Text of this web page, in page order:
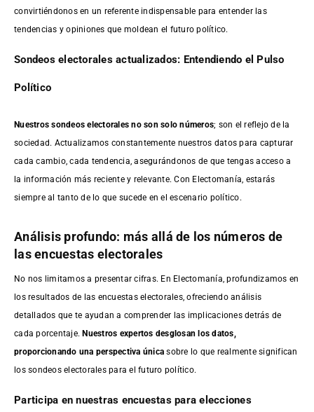
convirtiéndonos en un referente indispensable para entender las
tendencias y opiniones que moldean el futuro político.
Sondeos electorales actualizados: Entendiendo el Pulso
Político
Nuestros sondeos electorales no son solo números; son el reflejo de la
sociedad. Actualizamos constantemente nuestros datos para capturar
cada cambio, cada tendencia, asegurándonos de que tengas acceso a
la información más reciente y relevante. Con Electomanía, estarás
siempre al tanto de lo que sucede en el escenario político.
Análisis profundo: más allá de los números de
las encuestas electorales
No nos limitamos a presentar cifras. En Electomanía, profundizamos en
los resultados de las encuestas electorales, ofreciendo análisis
detallados que te ayudan a comprender las implicaciones detrás de
cada porcentaje.Nuestros expertos desglosan los datos,
proporcionando una perspectiva única sobre lo que realmente significan
los sondeos electorales para el futuro político.
Participa en nuestras encuestas para elecciones